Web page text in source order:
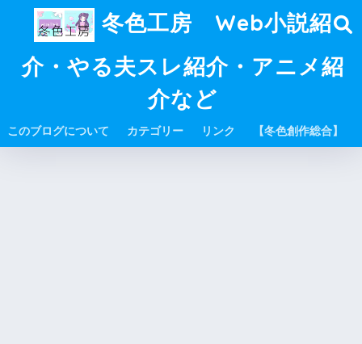
冬色工房 Web小説紹
介・やる夫スレ紹介・アニメ紹
介など
このブログについて カテゴリー リンク 【冬色創作総合】